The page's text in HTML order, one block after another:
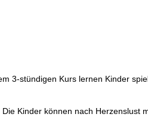
3‑stündigen Kurs lernen Kinder
Kinder können nach Herzenslust